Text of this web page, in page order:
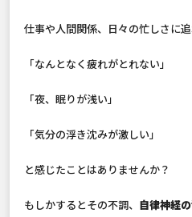
仕事や人間関係、日々の忙しさに
「なんとなく疲れがとれない」
「夜、眠りが浅い」
「気分の浮き沈みが激しい」
と感じたことはありませんか？
もしかするとその不調、 自律神経